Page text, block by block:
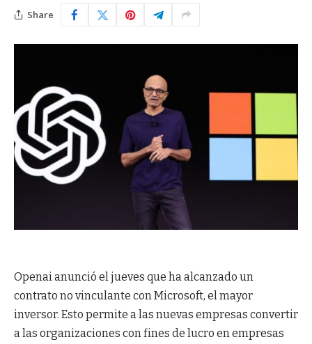
Share
Openai anunció el jueves que ha alcanzado un
contrato no vinculante con Microsoft, el mayor
inversor. Esto permite a las nuevas empresas convertir
a las organizaciones con fines de lucro en empresas